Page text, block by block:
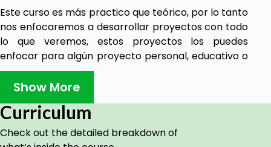
Este curso es más practico que teórico, por lo tanto
nos enfocaremos a desarrollar proyectos con todo
lo que veremos, estos proyectos los puedes
enfocar para algún proyecto personal, educativo o
laboral.
Se llama domótica a los sistemas capaces de
automatizar una vivienda o edificación de cualquier
tipo, aportando servicios de gestión, seguridad,
bienestar y comunicación, y que pueden estar
Show More
Curriculum
Check out the detailed breakdown of